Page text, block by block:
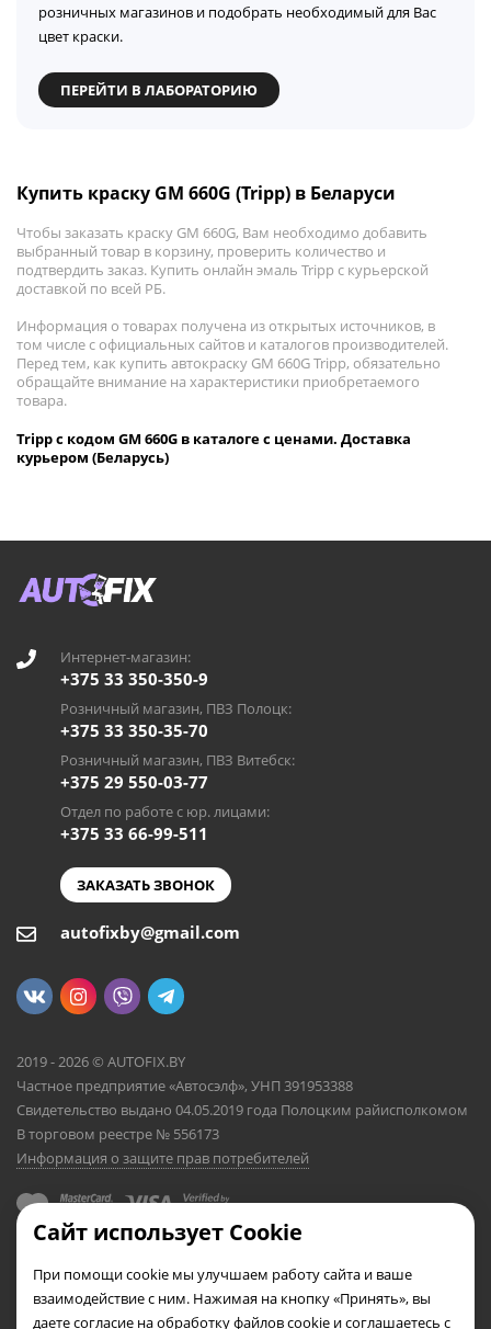
розничных магазинов и подобрать необходимый для Вас
цвет краски.
ПЕРЕЙТИ В ЛАБОРАТОРИЮ
Купить краску GM 660G (Tripp) в Беларуси
Чтобы заказать краску GM 660G, Вам необходимо добавить
выбранный товар в корзину, проверить количество и
подтвердить заказ. Купить онлайн эмаль Tripp с курьерской
доставкой по всей РБ.
Информация о товарах получена из открытых источников, в
том числе с официальных сайтов и каталогов производителей.
Перед тем, как купить автокраску GM 660G Tripp, обязательно
обращайте внимание на характеристики приобретаемого
товара.
Tripp с кодом GM 660G в каталоге с ценами. Доставка
курьером (Беларусь)
Интернет-магазин:
+375 33 350-350-9
Розничный магазин, ПВЗ Полоцк:
+375 33 350-35-70
Розничный магазин, ПВЗ Витебск:
+375 29 550-03-77
Отдел по работе с юр. лицами:
+375 33 66-99-511
ЗАКАЗАТЬ ЗВОНОК
autofixby@gmail.com
2019 - 2026 © AUTOFIX.BY
Частное предприятие «Автосэлф», УНП 391953388
Свидетельство выдано 04.05.2019 года Полоцким райисполкомом
В торговом реестре № 556173
Информация о защите прав потребителей
Сайт использует Cookie
При помощи cookie мы улучшаем работу сайта и ваше
взаимодействие с ним. Нажимая на кнопку «Принять», вы
даете согласие на обработку файлов cookie и соглашаетесь с